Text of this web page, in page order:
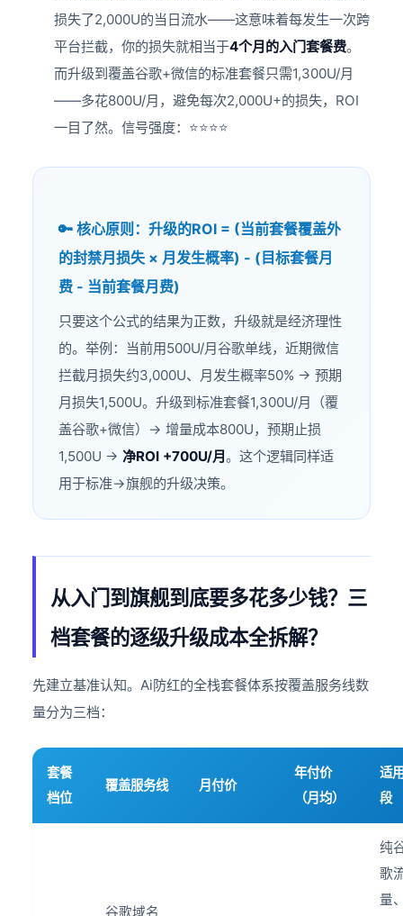
损失了2,000U的当日流水——这意味着每发生一次跨
平台拦截，你的损失就相当于4个月的入门套餐费。
而升级到覆盖谷歌+微信的标准套餐只需1,300U/月
——多花800U/月，避免每次2,000U+的损失，ROI
一目了然。信号强度：⭐⭐⭐⭐
🔑 核心原则：升级的ROI = (当前套餐覆盖外
的封禁月损失 × 月发生概率) - (目标套餐月
费 - 当前套餐月费)
只要这个公式的结果为正数，升级就是经济理性
的。举例：当前用500U/月谷歌单线，近期微信
拦截月损失约3,000U、月发生概率50% → 预期
月损失1,500U。升级到标准套餐1,300U/月（覆
盖谷歌+微信）→ 增量成本800U，预期止损
1,500U →净ROI +700U/月。这个逻辑同样适
用于标准→旗舰的升级决策。
从入门到旗舰到底要多花多少钱？三
档套餐的逐级升级成本全拆解？
先建立基准认知。Ai防红的全栈套餐体系按覆盖服务线数
量分为三档：
套餐
档位
覆盖服务线 月付价
年付价
（月均）
适
段
谷歌域名
纯
歌
量